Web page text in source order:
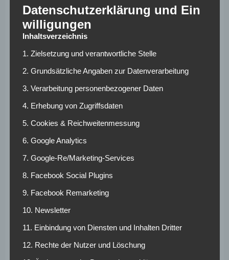
Franck Ribéry gesellen sich nach der Champions-League-
PPartie beim RSC Anderlecht auch noch Thiago und Arjen
Robben. „Unsere Personaldecke wird immer dünner“, sagt
Heynckes. In den Kader zurückkehren wird dafür der
zuletzt angeschlagene Kingsley Coman. Der Franzose
konnte am Donnerstag das erste Teamtraining
Die Trainer-
Routiniers im
Oberhaus
Mit Dieter Hecking und Jupp Heynckes treffen aber nicht
erfahrensten Bundesliga-Trainer aufeinander. Der
Gladbacher Fußballlehrer sitzt an diesem Wochenende
bereits zum 648. Mal. Mit diesen Werten gelten die Ex-
Borussen zu den absoluten Routiniers im Oberhaus. Sie
erzielen zu Zweit einen höheren Wert als alle anderen
Datenschutzerklärung und Ein
willigungen
Inhaltsverzeichnis
1. Zielsetzung und verantwortliche Stelle
2. Grundsätzliche Angaben zur Datenverarbeitung
3. Verarbeitung personenbezogener Daten
4. Erhebung von Zugriffsdaten
5. Cookies & Reichweitenmessung
6. Google Analytics
7. Google-Re/Marketing-Services
8. Facebook Social Plugins
9. Facebook Remarketing
10. Newsletter
11. Einbindung von Diensten und Inhalten Dritter
12. Rechte der Nutzer und Löschung